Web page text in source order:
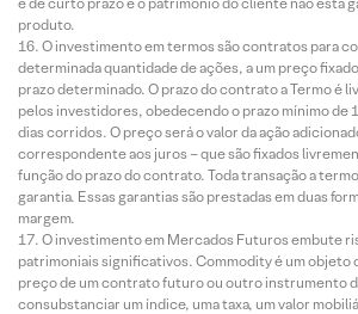
produto.
O investimento em termos são contratos para
determinada quantidade de ações, a um preço
prazo determinado. O prazo do contrato a Termo é
pelos investidores, obedecendo o prazo mínimo de
dias corridos. O preço será o valor da ação
correspondente aos juros – que são fixados
função do prazo do contrato. Toda transação a
garantia. Essas garantias são prestadas em duas
margem.
O investimento em Mercados Futuros embute
patrimoniais significativos. Commodity é um objeto
preço de um contrato futuro ou outro instrumento
consubstanciar um índice, uma taxa, um valor